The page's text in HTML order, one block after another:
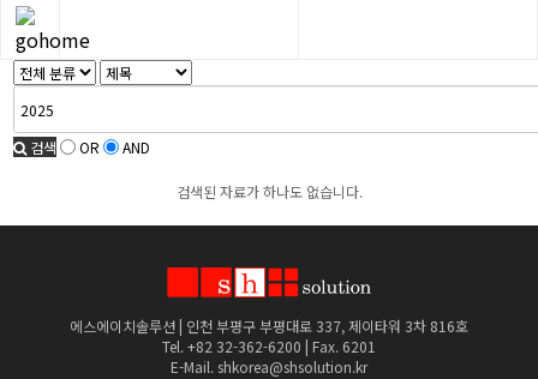
검색 OR AND
검색된 자료가 하나도 없습니다.
에스에이치솔루션 | 인천 부평구 부평대로 337, 제이타워 3차 816호
Tel. +82 32-362-6200 | Fax. 6201
E-Mail. shkorea@shsolution.kr